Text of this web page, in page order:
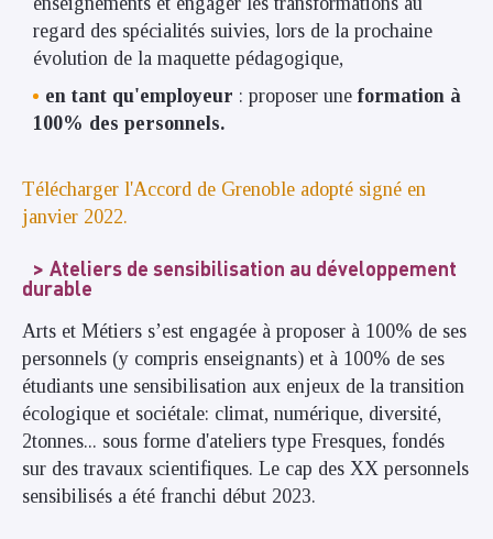
regard des spécialités suivies, lors de la prochaine
évolution de la maquette pédagogique,
en tant qu'employeur : proposer uneformation à
100% des personnels.
Télécharger l'Accord de Grenoble adopté signé en
janvier 2022.
Ateliers de sensibilisation au développement
durable
Arts et Métiers s’est engagée à proposer à 100% de ses
personnels (y compris enseignants) et à 100% de ses
étudiants une sensibilisation aux enjeux de la transition
écologique et sociétale: climat, numérique, diversité,
2tonnes... sous forme d'ateliers type Fresques, fondés
sur des travaux scientifiques. Le cap des XX personnels
sensibilisés a été franchi début 2023.